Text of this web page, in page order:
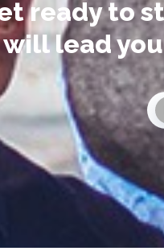
ready to
will lead